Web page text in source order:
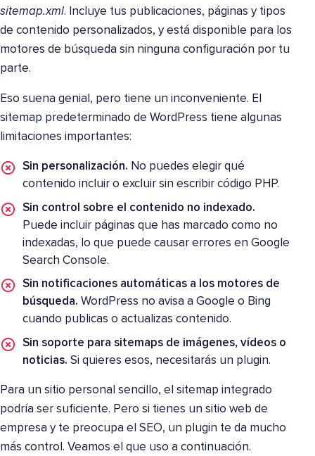
sitemap.xml. Incluye tus publicaciones, páginas y tipos
de contenido personalizados, y está disponible para los
motores de búsqueda sin ninguna configuración por tu
parte.
Eso suena genial, pero tiene un inconveniente. El
sitemap predeterminado de WordPress tiene algunas
limitaciones importantes:
Sin personalización. No puedes elegir qué
contenido incluir o excluir sin escribir código PHP.
Sin control sobre el contenido no indexado.
Puede incluir páginas que has marcado como no
indexadas, lo que puede causar errores en Google
Search Console.
Sin notificaciones automáticas a los motores de
búsqueda. WordPress no avisa a Google o Bing
cuando publicas o actualizas contenido.
Sin soporte para sitemaps de imágenes, vídeos o
noticias. Si quieres esos, necesitarás un plugin.
Para un sitio personal sencillo, el sitemap integrado
podría ser suficiente. Pero si tienes un sitio web de
empresa y te preocupa el SEO, un plugin te da mucho
más control. Veamos el que uso a continuación.